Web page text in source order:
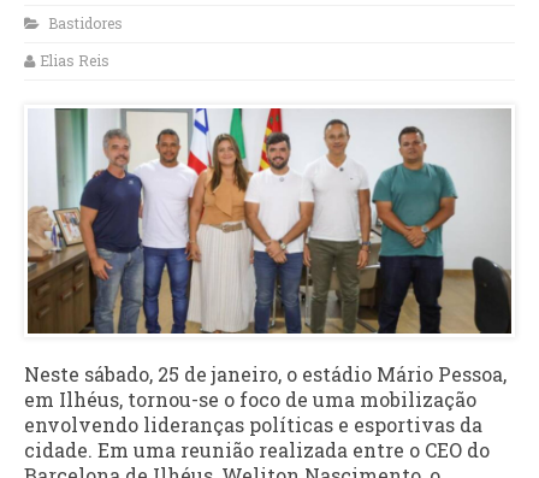
Bastidores
Elias Reis
Neste sábado, 25 de janeiro, o estádio Mário Pessoa,
em Ilhéus, tornou-se o foco de uma mobilização
envolvendo lideranças políticas e esportivas da
cidade. Em uma reunião realizada entre o CEO do